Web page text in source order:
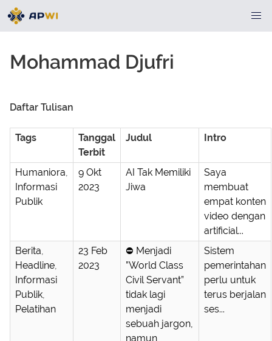
Mohammad Djufri
Daftar Tulisan
Tags
Tanggal
Terbit
Judul Intro
Humaniora,
Informasi
Publik
9 Okt
2023
AI Tak Memiliki
Jiwa
Saya
membuat
empat konten
video dengan
artificial...
Berita,
Headline,
Informasi
Publik,
Pelatihan
23 Feb
2023
⛔ Menjadi
”World Class
Civil Servant”
tidak lagi
menjadi
sebuah jargon,
namun
Sistem
pemerintahan
perlu untuk
terus berjalan
ses...